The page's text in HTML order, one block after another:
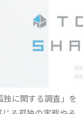
に関する調査」を